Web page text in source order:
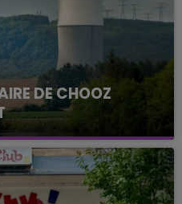
DE CHOOZ
que la centrale
l'arrêt. Une situation
intense qui est toujours